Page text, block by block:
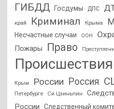
ГИБДД Госдумы ДПС
край Криминал Крыма
Несчастные случаи ООН
Пожары Право
Происшествия
Крым России Россия
Петербурге
Си Цзиньпин
России
Следственный